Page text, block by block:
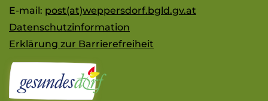
E-mail: post(at)weppersdorf.bgld.gv.at
Datenschutzinformation
Erklärung zur Barrierefreiheit